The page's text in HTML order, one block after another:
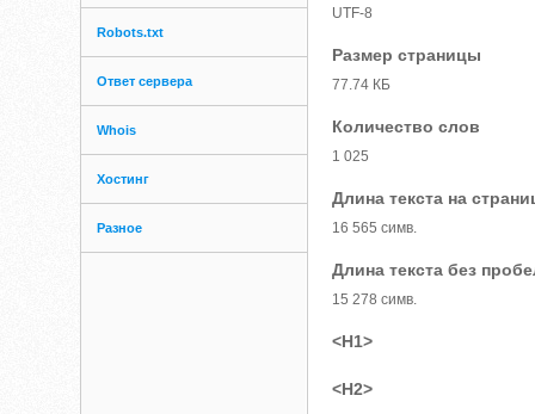
Robots.txt
Ответ сервера
Whois
Хостинг
Разное
UTF-8
Размер страницы
77.74 КБ
Количество слов
1 025
Длина текста на
16 565 симв.
Длина текста без
15 278 симв.
<H1>
<H2>